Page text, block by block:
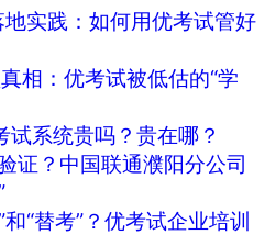
实践：如何用优考试管好
相：优考试被低估的“学
系统贵吗？贵在哪？
证？中国联通濮阳分公司
“替考”？优考试企业培训